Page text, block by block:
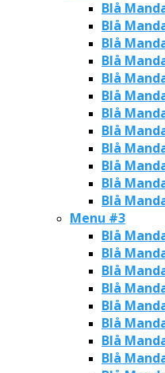
Blå
Blå
Blå
Blå
Blå
Blå
Blå
Blå
Blå
Blå
Blå
Blå
Menu #3
Blå
Blå
Blå
Blå
Blå
Blå
Blå
Blå